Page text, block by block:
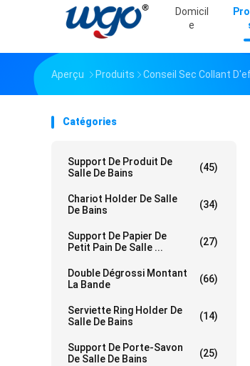
Domicil
E
Aperçu Produits Conseil Sec Collant
Catégories
Support De Produit De
Salle De Bains
(45)
Chariot Holder De Salle
De Bains
(34)
Support De Papier De
Petit Pain De Salle ...
(27)
Double Dégrossi Montant
La Bande
(66)
Serviette Ring Holder De
Salle De Bains
(14)
Support De Porte-Savon
De Salle De Bains
(25)